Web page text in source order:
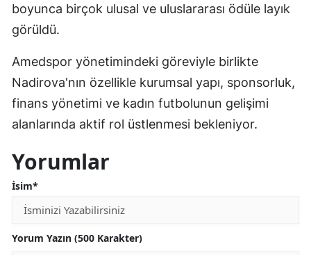
boyunca birçok ulusal ve uluslararası ödüle layık
görüldü.
Amedspor yönetimindeki göreviyle birlikte
Nadirova'nın özellikle kurumsal yapı, sponsorluk,
finans yönetimi ve kadın futbolunun gelişimi
alanlarında aktif rol üstlenmesi bekleniyor.
Yorumlar
İsim*
Yorum Yazın (500 Karakter)